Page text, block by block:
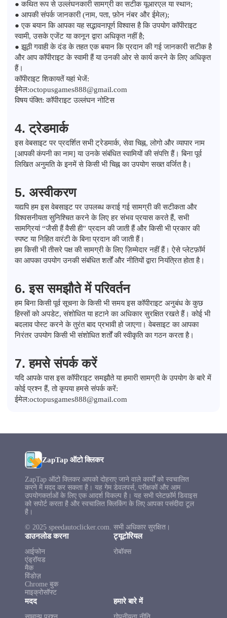
● कथित रूप से उल्लंघनकारी सामग्री का सटीक यूआरएल या स्थान;
● आपकी संपर्क जानकारी (नाम, पता, फ़ोन नंबर और ईमेल);
● एक बयान कि आपका यह सद्भावनापूर्ण विश्वास है कि उपयोग कॉपीराइट
स्वामी, उसके एजेंट या कानून द्वारा अधिकृत नहीं है;
● झूठी गवाही के दंड के तहत एक बयान कि प्रदान की गई जानकारी सटीक है
और आप कॉपीराइट के स्वामी हैं या उनकी ओर से कार्य करने के लिए अधिकृत
हैं।
कॉपीराइट शिकायतें यहां भेजें:
ईमेल:octopusgames888@gmail.com
विषय पंक्ति: कॉपीराइट उल्लंघन नोटिस
4. ट्रेडमार्क
इस वेबसाइट पर प्रदर्शित सभी ट्रेडमार्क, सेवा चिह्न, लोगो और व्यापार नाम
[आपकी कंपनी का नाम] या उनके संबंधित स्वामियों की संपत्ति हैं। बिना पूर्व
लिखित अनुमति के इनमें से किसी भी चिह्न का उपयोग सख्त वर्जित है।
5. अस्वीकरण
यद्यपि हम इस वेबसाइट पर उपलब्ध कराई गई सामग्री की सटीकता और
विश्वसनीयता सुनिश्चित करने के लिए हर संभव प्रयास करते हैं, सभी
सामग्रियां “जैसी हैं वैसी ही” प्रदान की जाती हैं और किसी भी प्रकार की
स्पष्ट या निहित वारंटी के बिना प्रदान की जाती हैं।
हम किसी भी तीसरे पक्ष की सामग्री के लिए ज़िम्मेदार नहीं हैं। ऐसे प्लेटफ़ॉर्म
का आपका उपयोग उनकी संबंधित शर्तों और नीतियों द्वारा नियंत्रित होता है।
6. इस समझौते में परिवर्तन
हम बिना किसी पूर्व सूचना के किसी भी समय इस कॉपीराइट अनुबंध के कुछ
हिस्सों को अपडेट, संशोधित या हटाने का अधिकार सुरक्षित रखते हैं। कोई भी
बदलाव पोस्ट करने के तुरंत बाद प्रभावी हो जाएगा। वेबसाइट का आपका
निरंतर उपयोग किसी भी संशोधित शर्तों की स्वीकृति का गठन करता है।
7. हमसे संपर्क करें
यदि आपके पास इस कॉपीराइट समझौते या हमारी सामग्री के उपयोग के बारे में
कोई प्रश्न हैं, तो कृपया हमसे संपर्क करें:
ईमेल:octopusgames888@gmail.com
ZapTap ऑटो क्लिकर
ZapTap ऑटो क्लिकर आपको दोहराए जाने वाले कार्यों को स्वचालित
करने में मदद कर सकता है। यह गेम डेवलपर्स, परीक्षकों और आम
उपयोगकर्ताओं के लिए एक आदर्श विकल्प है। यह सभी प्लेटफ़ॉर्म डिवाइस
को सपोर्ट करता है और स्वचालित क्लिकिंग के लिए आपका पसंदीदा टूल
है।
© 2025 speedautoclicker.com. सभी अधिकार सुरक्षित।
डाउनलोड करना
आईफोन
एंड्रॉयड
मैक
विंडोज़
Chrome बुक
माइक्रोसॉफ्ट
ट्यूटोरियल
रोबॉक्स
मदद हमारे बारे में